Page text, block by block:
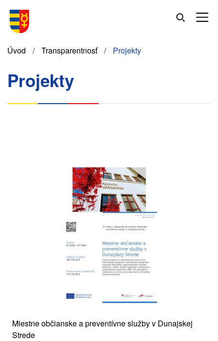
hlavný
Omrvinka
Úvod Transparentnosť Projekty
Projekty
Miestne občianske a preventívne služby v Dunajskej
Strede